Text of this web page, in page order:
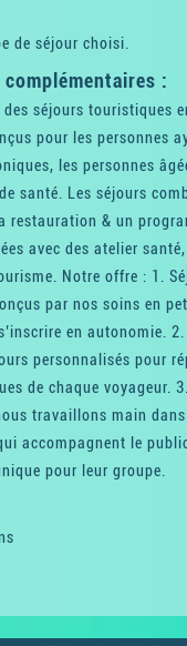
de séjour choisi.
:
des séjours touristiques
pour les personnes
les personnes
santé. Les séjours
restauration & un
avec des atelier
Notre offre : 1.
par nos soins en
en autonomie.
personnalisés pour
de chaque voyageur.
travaillons main
accompagnent le
pour leur groupe.